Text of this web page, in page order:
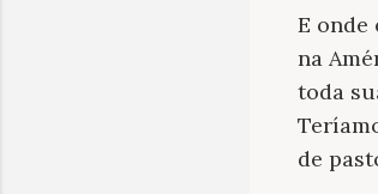
E onde
na
toda
de